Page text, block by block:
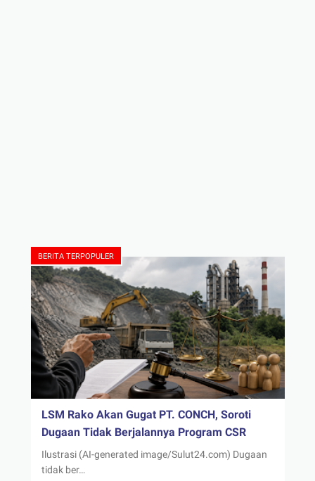
BERITA TERPOPULER
LSM Rako Akan Gugat PT. CONCH, Soroti
Dugaan Tidak Berjalannya Program CSR
Ilustrasi (AI-generated image/Sulut24.com) Dugaan
tidak ber…